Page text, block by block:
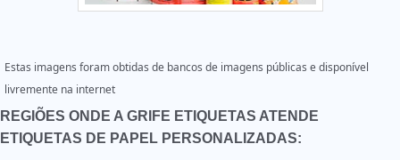
Estas imagens foram obtidas de bancos de imagens públicas e disponível
livremente na internet
REGIÕES ONDE A GRIFE ETIQUETAS ATENDE
ETIQUETAS DE PAPEL PERSONALIZADAS: